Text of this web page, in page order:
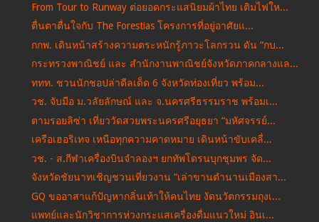
From Tour to Runway ต่อยอดกระแสนิยมผ้าไทย เติมไฟให...
ตื่นตาตื่นใจกับ The Forestias โครงการที่อยู่อาศัยแ...
กกพ. เดินหน้าสร้างความตระหนักรู้ภาวะโลกรวน ดัน “กบ...
กระทรวงพาณิชย์ และ สำนักงานพาณิชย์จังหวัดภาคกลางแล...
ททท. ชวนนักชอปล่าดีลเด็ด 6 จังหวัดท่องเที่ยว พร้อม...
วช. จับมือ ม.วลัยลักษณ์ และ จ.นครศรีธรรมราช พร้อมเ...
ตามรอยลิซ่า เที่ยววัดสวยพระนครศรีอยุธยา “มหัศจรรย์...
เครือเฮอริเทจ เหนือทุกความคาดหมาย เดินหน้าขับเคลื่...
วช. - ส.กีฬาเครื่องบินจำลองฯ ยกทัพโดรนบุกชุมพร จัด...
จังหวัดชัยนาทเชิญชวนเที่ยวงาน “เล่าขานตำนานเมืองสา...
GQ ขออาสาแก้ปัญหากลิ่นเท้าให้คนไทย งัดนวัตกรรมถุงเ...
แพทย์และนักวิชาการห่วงกระแสเครื่องดื่มแนวใหม่ อินเ...